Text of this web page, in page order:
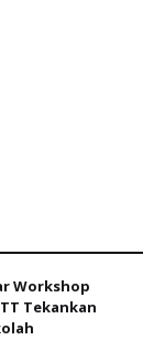
Workshop
Tekankan